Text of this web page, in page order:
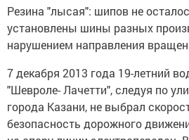
Резина "лысая": шипов не
установлены шины разных
нарушением направления
7 декабря 2013 года 19-летний
"Шевроле- Лачетти", следуя по
города Казани, не выбрал
безопасность дорожного